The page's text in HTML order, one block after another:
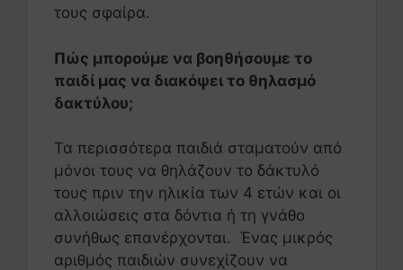
τους σφαίρα.
Πώς μπορούμε να βοηθήσουμε το
παιδί μας να διακόψει το θηλασμό
δακτύλου;
Τα περισσότερα παιδιά σταματούν από
μόνοι τους να θηλάζουν το δάκτυλό
τους πριν την ηλικία των 4 ετών και οι
αλλοιώσεις στα δόντια ή τη γνάθο
συνήθως επανέρχονται. Ένας μικρός
αριθμός παιδιών συνεχίζουν να